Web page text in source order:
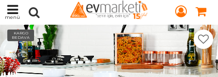
menü
KARGO
BEDAVA